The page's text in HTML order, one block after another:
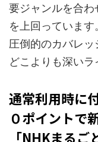
要ジャンルを合
を上回っていま
圧倒的のカバレッ
どこよりも深いラ
通常利用時に
０ポイントで
「NHKまる